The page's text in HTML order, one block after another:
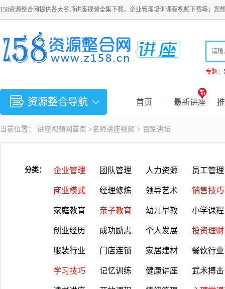
158资源整合网提供各大名师讲座视频全集下载，企业管理培训课程视频下载等；您
专题：
资源整合导航 首页 最新讲座
当前位置： 讲座视频 网首页 >名师讲座视频 > 百家讲坛
分类： 企业管理 团队管理 人力资源 员工管理
商业模式 经理修炼 领导艺术 销售技巧
家庭教育 亲子教育 幼儿早教 小学课程
创业经历 成功励志 个人发展 投资理财
服装行业 门店连锁 家居建材 餐饮行业
学习技巧 记忆训练 健康讲座 武术搏击